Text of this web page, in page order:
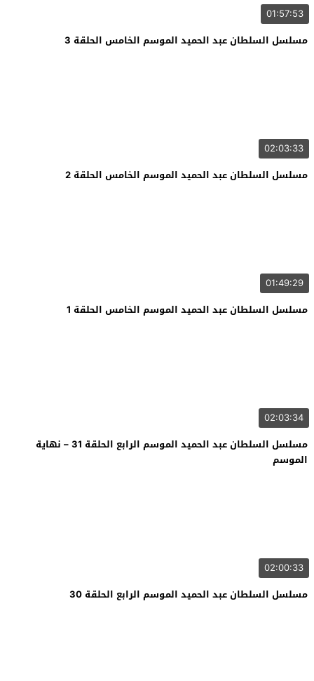
01:57:53
مسلسل السلطان عبد الحميد الموسم الخامس الحلقة 3
02:03:33
مسلسل السلطان عبد الحميد الموسم الخامس الحلقة 2
01:49:29
مسلسل السلطان عبد الحميد الموسم الخامس الحلقة 1
02:03:34
مسلسل السلطان عبد الحميد الموسم الرابع الحلقة 31 – نهاية
الموسم
02:00:33
مسلسل السلطان عبد الحميد الموسم الرابع الحلقة 30